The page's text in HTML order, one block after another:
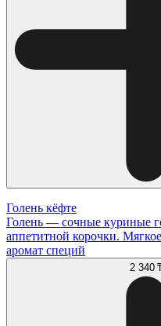
Голень кёфте
Голень — сочные куриные
аппетитной корочки.
аромат специй
2 340